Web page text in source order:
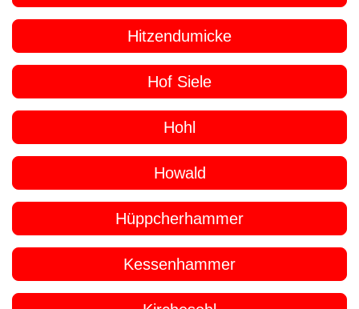
Hitzendumicke
Hof Siele
Hohl
Howald
Hüppcherhammer
Kessenhammer